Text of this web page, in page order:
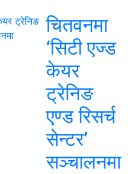
चितवनमा
‘सिटी एज्ड
केयर
ट्रेनिङ
एण्ड रिसर्च
सेन्टर’
सञ्चालनमा